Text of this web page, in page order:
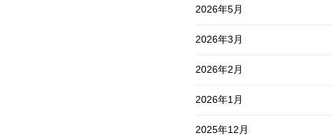
2026年5月
2026年3月
2026年2月
2026年1月
2025年12月